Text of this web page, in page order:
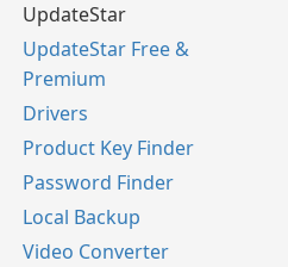
UpdateStar
UpdateStar Free &
Premium
Drivers
Product Key Finder
Password Finder
Local Backup
Video Converter